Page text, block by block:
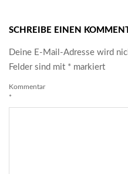
SCHREIBE EINEN
Deine E-Mail-Adresse wird
Felder sind mit * markiert
Kommentar
*